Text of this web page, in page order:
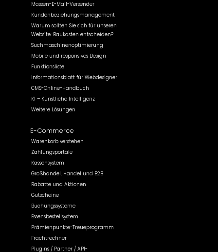
Massen-E-Mail-Versender
Kundenbeziehungsmanagement
Warum sollten Sie sich für unseren
Website-Baukasten entscheiden?
Suchmaschinenoptimierung
Mobile und responsives Design
Funktionsliste
Informationsblatt für Webdesigner
CMS-Online-Handbuch
KI – Künstliche Intelligenz
Weitere Lösungen
E-Commerce
Warenkorb verstehen
Zahlungsportale
Kassensystem
Großhandel, Handel und B2B
Rabatte und Aktionen
Gutscheine
Buchungssysteme
Essensbestellsystem
Prämienpunkte-Treueprogramm
Frachtrechner
Plugins / Partner / API-